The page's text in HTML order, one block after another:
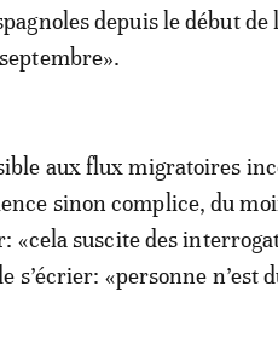
depuis le début de
aux flux migratoires
sinon complice, du
«cela suscite des
«personne n’est